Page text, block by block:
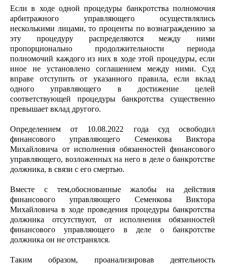
Если в ходе одной процедуры банкротства полномочия
арбитражного управляющего осуществлялись
несколькими лицами, то проценты по вознаграждению за
эту процедуру распределяются между ними
пропорционально продолжительности периода
полномочий каждого из них в ходе этой процедуры, если
иное не установлено соглашением между ними. Суд
вправе отступить от указанного правила, если вклад
одного управляющего в достижение целей
соответствующей процедуры банкротства существенно
превышает вклад другого.
Определением от 10.08.2022 года суд освободил
финансового управляющего Семенкова Виктора
Михайловича от исполнения обязанностей финансового
управляющего, возложенных на него в деле о банкротстве
должника, в связи с его смертью.
Вместе с тем,обоснованные жалобы на действия
финансового управляющего Семенкова Виктора
Михайловича в ходе проведения процедуры банкротства
должника отсутствуют, от исполнения обязанностей
финансового управляющего в деле о банкротстве
должника он не отстранялся.
Таким образом, проанализировав деятельность